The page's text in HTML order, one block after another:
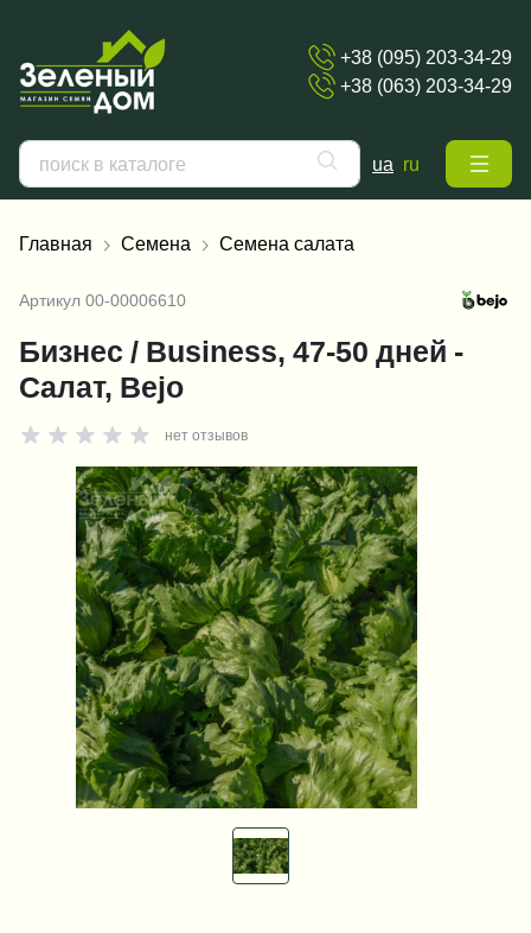
+38 (095) 203-34-29
+38 (063) 203-34-29
ua ru
Главная Семена Семена салата
Артикул 00-00006610
Бизнес / Business, 47-50 дней -
Салат, Bejo
нет отзывов